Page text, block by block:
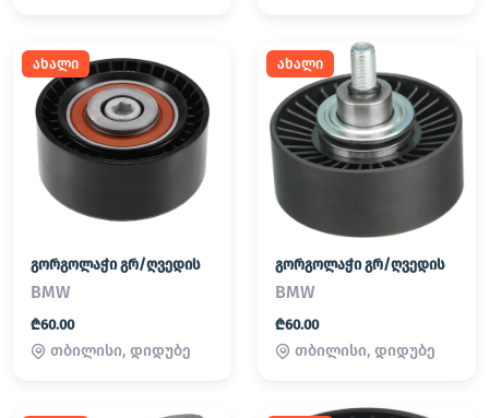
ახალი
გორგოლაჭი გრ/ღვედის
BMW
₾60.00
თბილისი, დიდუბე
ახალი
გორგოლაჭი გრ/ღვედის
BMW
₾60.00
თბილისი, დიდუბე